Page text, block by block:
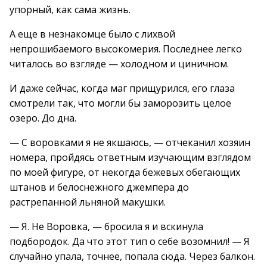
упорный, как сама жизнь.
А еще в незнакомце было с лихвой
непрошибаемого высокомерия. Последнее легко
читалось во взгляде — холодном и циничном.
И даже сейчас, когда маг прищурился, его глаза
смотрели так, что могли бы заморозить целое
озеро. До дна.
— С воровками я не якшаюсь, — отчеканил хозяин
номера, пройдясь ответным изучающим взглядом
по моей фигуре, от некогда бежевых обегающих
штанов и белоснежного джемпера до
растрепанной льняной макушки.
— Я. Не Воровка, — бросила я и вскинула
подбородок. Да что этот тип о себе возомнил! — Я
случайно упала, точнее, попала сюда. Через балкон.